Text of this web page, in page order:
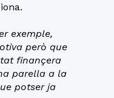
exemple,
però que
finançera
parella a la
potser ja